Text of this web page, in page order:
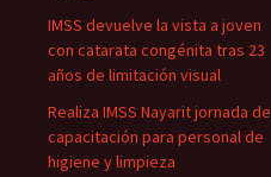
IMSS devuelve la vista a joven
con catarata congénita tras 23
años de limitación visual
Realiza IMSS Nayarit jornada de
capacitación para personal de
higiene y limpieza